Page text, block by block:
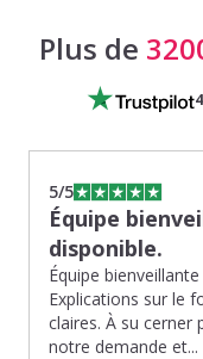
Plus de
5/5
Équipe
disponible.
Équipe
Explications sur le
claires. À su cerner
notre demande et...